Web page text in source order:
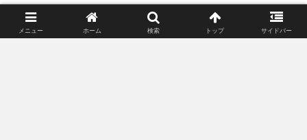
だろう。
メニュー ホーム 検索 トップ サイドバー